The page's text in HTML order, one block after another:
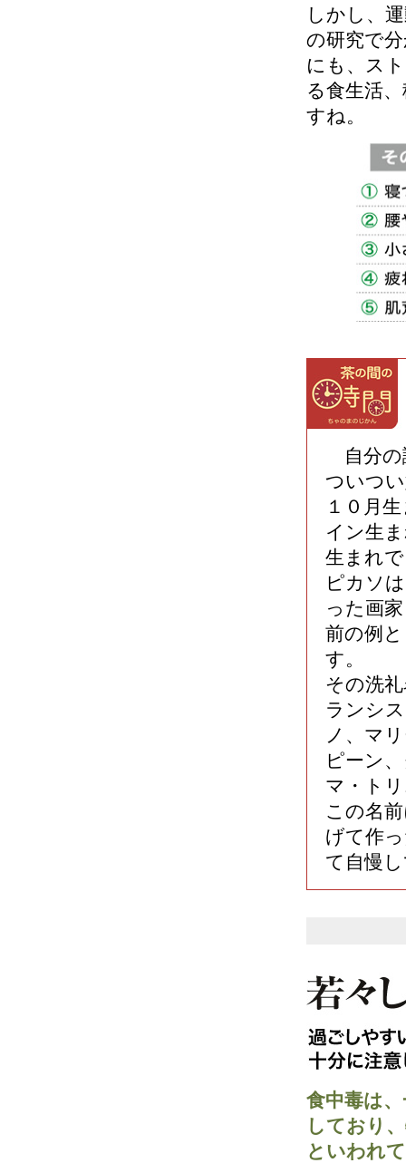
しかし、
の研究で
にも、ス
る食生活
すね。
自分の
ついつ
１０月
イン生
生まれ
ピカソ
った画
前の例
す。
その洗
ランシ
ノ、マ
ピーン
マ・ト
この名
げて作
て自慢
食中毒は
しており
といわれ